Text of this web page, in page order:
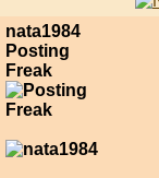
nata1984
Posting
Freak